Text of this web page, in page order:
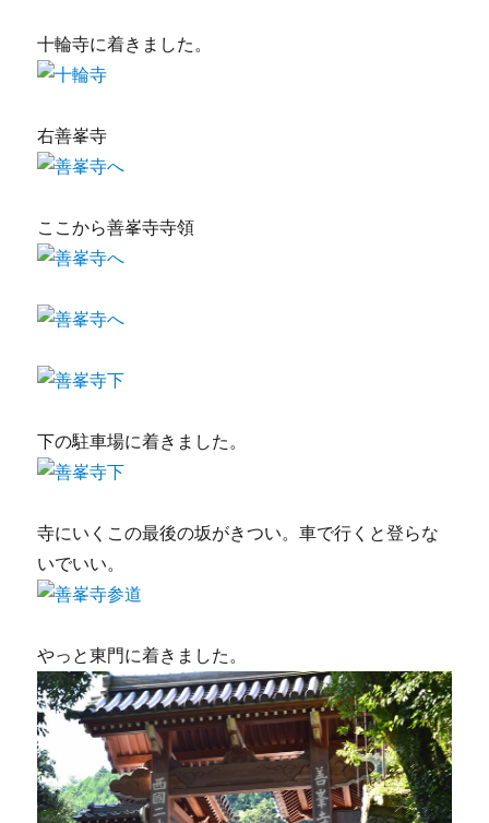
十輪寺に着きました。
右善峯寺
ここから善峯寺寺領
下の駐車場に着きました。
寺にいくこの最後の坂がきつい。車で行くと登らな
いでいい。
やっと東門に着きました。